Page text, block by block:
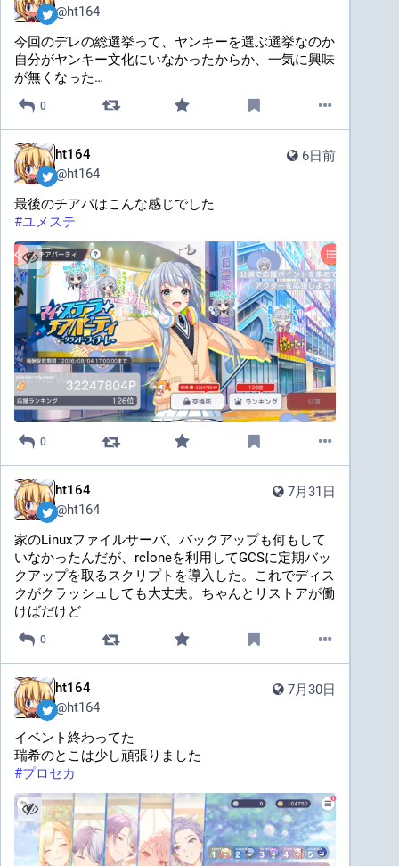
@ht164
今回のデレの総選挙って、ヤンキーを選ぶ選挙なのか
自分がヤンキー文化にいなかったからか、一気に興味
が無くなった…
0
6日前
ht164
@ht164
最後のチアパはこんな感じでした
#ユメステ
0
7月31日
ht164
@ht164
家のLinuxファイルサーバ、バックアップも何もして
いなかったんだが、rcloneを利用してGCSに定期バッ
クアップを取るスクリプトを導入した。これでディス
クがクラッシュしても大丈夫。ちゃんとリストアが働
けばだけど
0
7月30日
ht164
@ht164
イベント終わってた
瑞希のとこは少し頑張りました
#プロセカ